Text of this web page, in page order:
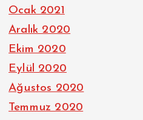
Ocak 2021
Aralık 2020
Ekim 2020
Eylül 2020
Ağustos 2020
Temmuz 2020